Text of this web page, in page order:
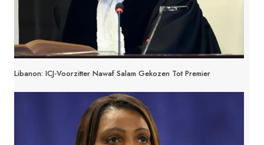
Libanon: ICJ-Voorzitter Nawaf Salam Gekozen Tot Premier